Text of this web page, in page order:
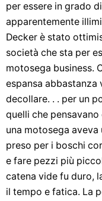
per essere in grado
apparentemente
Decker è stato
società che sta per
motosega business.
espansa abbastanza
decollare. . . per un
quelli che
una motosega aveva
preso per i boschi
e fare pezzi più
catena vide fu duro,
il tempo e fatica. La